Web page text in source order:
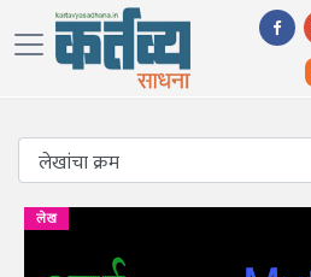
लेख